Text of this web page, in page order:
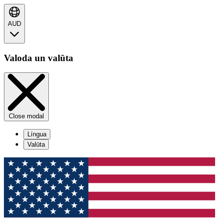
AUD
Valoda un valūta
Close modal
Língua
Valūta